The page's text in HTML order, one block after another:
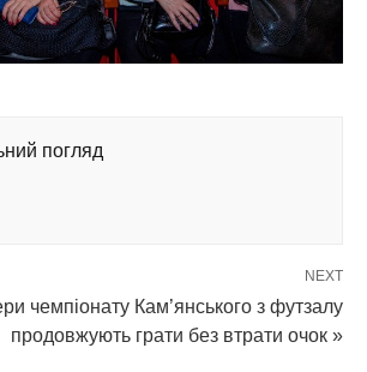
погляд
NEXT
чемпіонату Кам’янського з футзалу
продовжують грати без втрати очок »